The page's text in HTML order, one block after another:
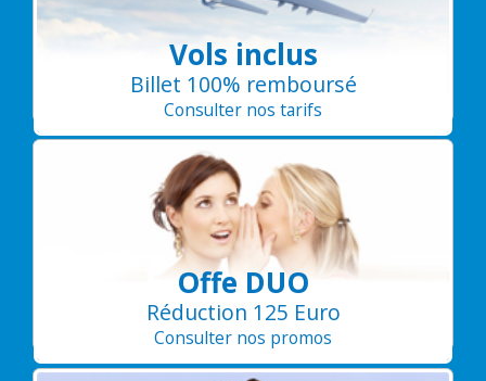
Vols inclus
Billet 100% remboursé
Consulter nos tarifs
Offe DUO
Réduction 125 Euro
Consulter nos promos